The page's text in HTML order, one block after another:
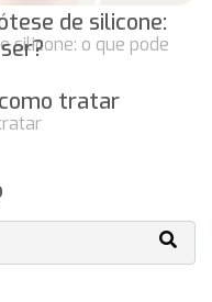
de silicone:
tratar